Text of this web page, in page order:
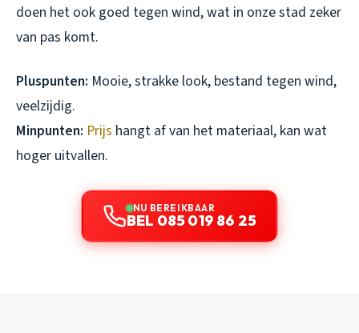
doen het ook goed tegen wind, wat in onze stad zeker
van pas komt.
Pluspunten: Mooie, strakke look, bestand tegen wind,
veelzijdig.
Minpunten: Prijs hangt af van het materiaal, kan wat
hoger uitvallen.
NU BEREIKBAAR
BEL 085 019 86 25